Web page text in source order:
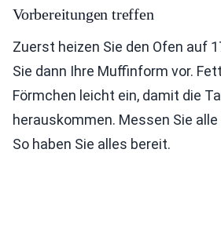
Vorbereitungen treffen
Zuerst heizen Sie den Ofen auf
Sie dann Ihre Muffinform vor.
Förmchen leicht ein, damit die
herauskommen. Messen Sie
So haben Sie alles bereit.